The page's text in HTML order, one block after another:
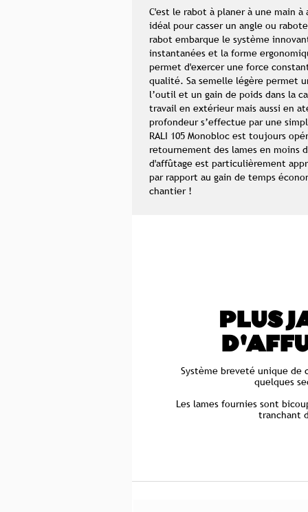
C'est le rabot à planer à une main
idéal pour casser un angle ou
rabot embarque le système
instantanées et la forme
permet d'exercer une force
qualité. Sa semelle légère permet
l’outil et un gain de poids dans la
travail en extérieur mais aussi en
profondeur s’effectue par une
RALI 105 Monobloc est toujours
retournement des lames en moins
d'affûtage est particulièrement
par rapport au gain de temps
chantier !
PLUS
Système breveté unique de
quelques
Les lames fournies sont
tranchant